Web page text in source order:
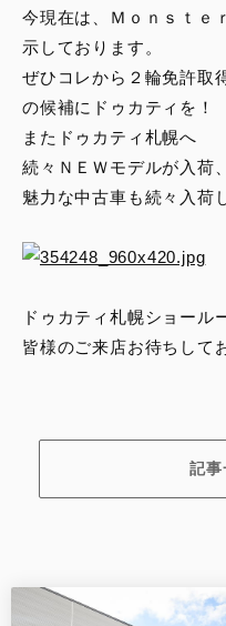
DUCATI OWNER’S
アパレル
コンフィギュレーター
お支払いシミュレー
お問合せ
今現在は、Ｍｏｎｓｔｅ
示しております。
ぜひコレから２輪免許取
の候補にドゥカティを！
またドゥカティ札幌へ
続々ＮＥＷモデルが入荷
魅力な中古車も続々入荷
ドゥカティ札幌ショール
皆様のご来店お待ちして
記事